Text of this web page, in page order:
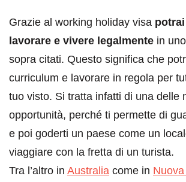
Grazie al working holiday visa
lavorare e vivere legalmente in
sopra citati. Questo significa che
curriculum e lavorare in regola per
tuo visto. Si tratta infatti di una delle
opportunità, perché ti permette di
e poi goderti un paese come un
viaggiare con la fretta di un turista.
Tra l’altro in Australia come in